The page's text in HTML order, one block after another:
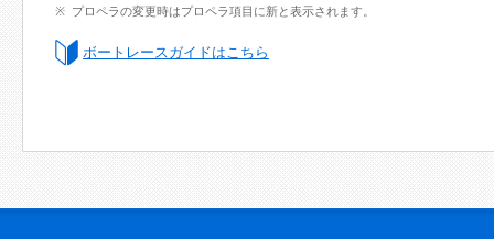
プロペラの変更時はプロペラ項目に新と表示されます。
ボートレースガイドはこちら